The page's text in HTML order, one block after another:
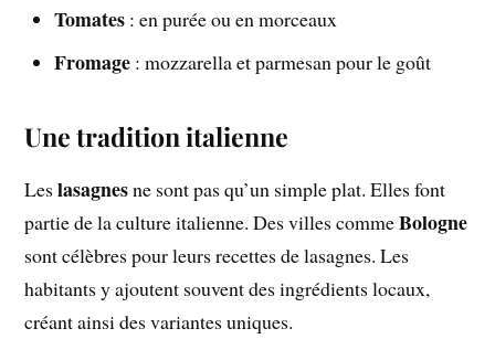
Tomates : en purée ou en morceaux
Fromage : mozzarella et parmesan pour le goût
Une tradition italienne
Leslasagnesne sont pas qu’un simple plat. Elles font
partie de la culture italienne. Des villes commeBologne
sont célèbres pour leurs recettes de lasagnes. Les
habitants y ajoutent souvent des ingrédients locaux,
créant ainsi des variantes uniques.